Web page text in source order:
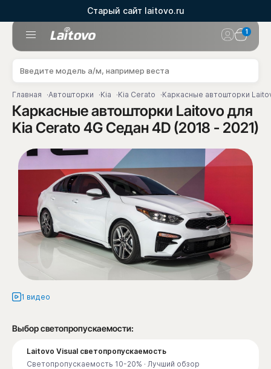
Старый сайт laitovo.ru
1
Главная Автошторки Kia Kia Cerato Каркасные автошторки
Каркасные автошторки Laitovo для
Kia Cerato 4G Седан 4D (2018 - 2021)
1 видео
Выбор светопропускаемости:
Laitovo Visual светопропускаемость
Светопропускаемость 10-20% · Лучший обзор